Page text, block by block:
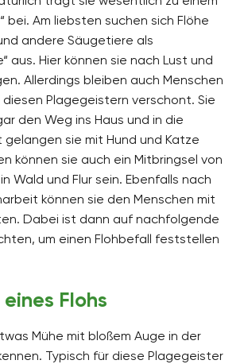
bei. Am liebsten suchen sich Flöhe
andere Säugetiere als
aus. Hier können sie nach Lust und
Allerdings bleiben auch Menschen
Plagegeistern verschont. Sie
den Weg ins Haus und in die
gelangen sie mit Hund und Katze
können sie auch ein Mitbringsel von
Wald und Flur sein. Ebenfalls nach
können sie den Menschen mit
Dabei ist dann auf nachfolgende
um einen Flohbefall feststellen
Flohs
Mühe mit bloßem Auge in der
Typisch für diese Plagegeister